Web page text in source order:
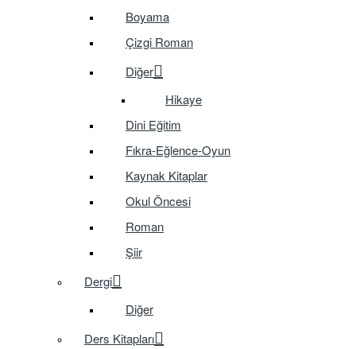
Boyama
Çizgi Roman
Diğer
Hikaye
Dini Eğitim
Fıkra-Eğlence-Oyun
Kaynak Kitaplar
Okul Öncesi
Roman
Şiir
Dergi
Diğer
Ders Kitapları